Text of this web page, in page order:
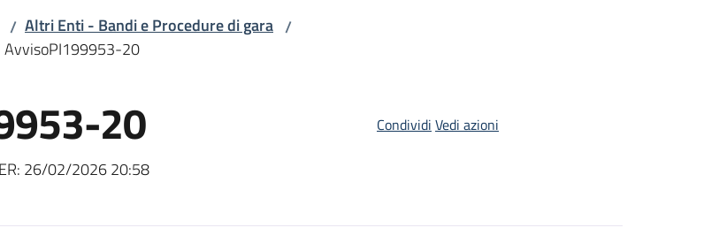
/ Altri Enti - Bandi e Procedure di gara /
AvvisoPI199953-20
20
26/02/2026 20:58
Condividi Vedi azioni